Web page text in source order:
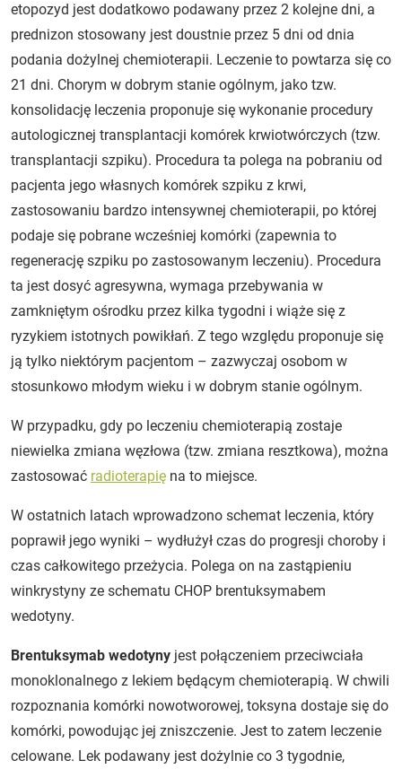
etopozyd jest dodatkowo podawany przez 2 kolejne dni, a
prednizon stosowany jest doustnie przez 5 dni od dnia
podania dożylnej chemioterapii. Leczenie to powtarza się co
21 dni. Chorym w dobrym stanie ogólnym, jako tzw.
konsolidację leczenia proponuje się wykonanie procedury
autologicznej transplantacji komórek krwiotwórczych (tzw.
transplantacji szpiku). Procedura ta polega na pobraniu od
pacjenta jego własnych komórek szpiku z krwi,
zastosowaniu bardzo intensywnej chemioterapii, po której
podaje się pobrane wcześniej komórki (zapewnia to
regenerację szpiku po zastosowanym leczeniu). Procedura
ta jest dosyć agresywna, wymaga przebywania w
zamkniętym ośrodku przez kilka tygodni i wiąże się z
ryzykiem istotnych powikłań. Z tego względu proponuje się
ją tylko niektórym pacjentom – zazwyczaj osobom w
stosunkowo młodym wieku i w dobrym stanie ogólnym.
W przypadku, gdy po leczeniu chemioterapią zostaje
niewielka zmiana węzłowa (tzw. zmiana resztkowa), można
zastosować radioterapię na to miejsce.
W ostatnich latach wprowadzono schemat leczenia, który
poprawił jego wyniki – wydłużył czas do progresji choroby i
czas całkowitego przeżycia. Polega on na zastąpieniu
winkrystyny ze schematu CHOP brentuksymabem
wedotyny.
Brentuksymab wedotyny jest połączeniem przeciwciała
monoklonalnego z lekiem będącym chemioterapią. W chwili
rozpoznania komórki nowotworowej, toksyna dostaje się do
komórki, powodując jej zniszczenie. Jest to zatem leczenie
celowane. Lek podawany jest dożylnie co 3 tygodnie,